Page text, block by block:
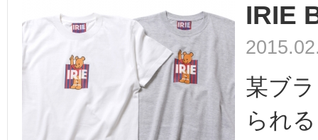
IRIE
某ブ
られ